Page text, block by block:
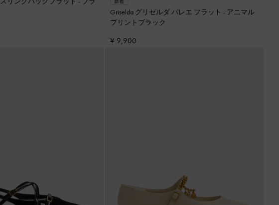
Griselda グリゼルダ バレエ フラット - アニマル
プリントブラック
¥ 9,900